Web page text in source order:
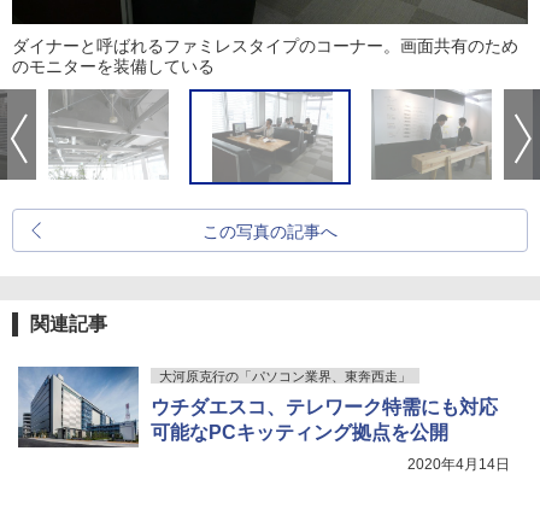
ダイナーと呼ばれるファミレスタイプのコーナー。画面共有のため
のモニターを装備している
この写真の記事へ
関連記事
大河原克行の「パソコン業界、東奔西走」
ウチダエスコ、テレワーク特需にも対応
可能なPCキッティング拠点を公開
2020年4月14日